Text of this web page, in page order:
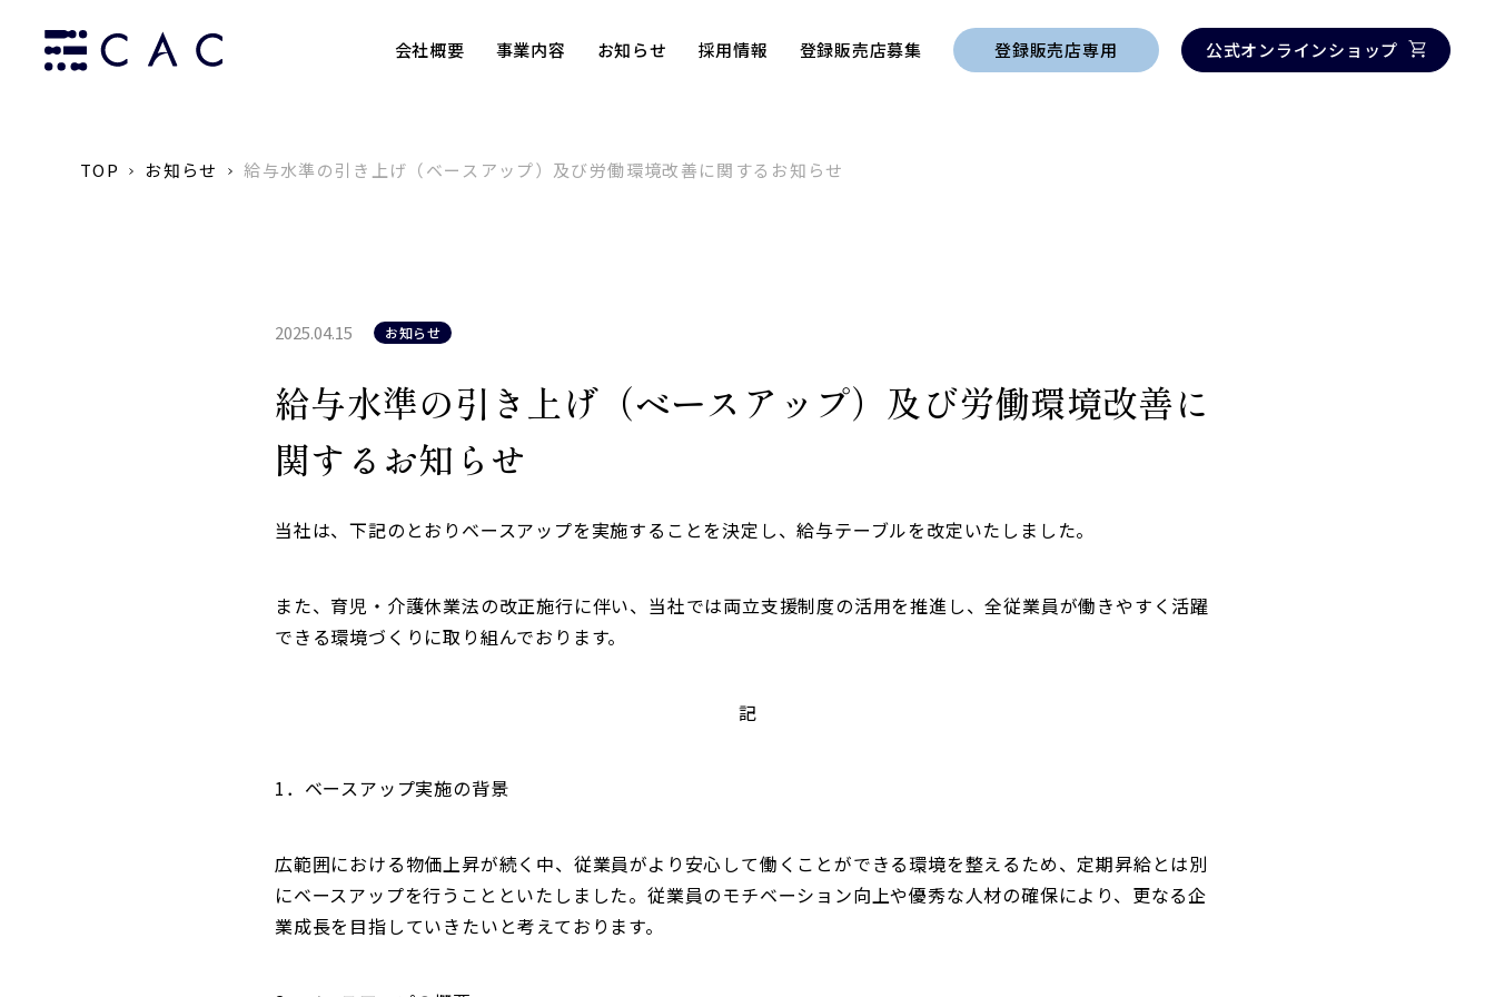
会社概要 事業内容 お知らせ 採用情報 登録販売店募集 登録販売店専用 公式オンラインショップ
TOP お知らせ 給与水準の引き上げ（ベースアップ）及び労働環境改善に関するお知らせ
2025.04.15 お知らせ
給与水準の引き上げ（ベースアップ）及び労働環境改善に
関するお知らせ
当社は、下記のとおりベースアップを実施することを決定し、給与テーブルを改定いたしました。
また、育児・介護休業法の改正施行に伴い、当社では両立支援制度の活用を推進し、全従業員が働きやすく活躍
できる環境づくりに取り組んでおります。
記
1．ベースアップ実施の背景
広範囲における物価上昇が続く中、従業員がより安心して働くことができる環境を整えるため、定期昇給とは別
にベースアップを行うことといたしました。従業員のモチベーション向上や優秀な人材の確保により、更なる企
業成長を目指していきたいと考えております。